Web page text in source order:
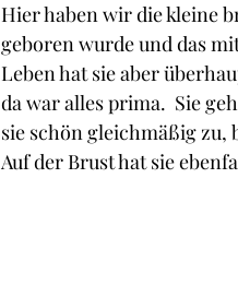
Hier haben wir die kleine
geboren wurde und das
Leben hat sie aber
da war alles prima.  Sie
sie schön gleichmäßig
Auf der Brust hat sie